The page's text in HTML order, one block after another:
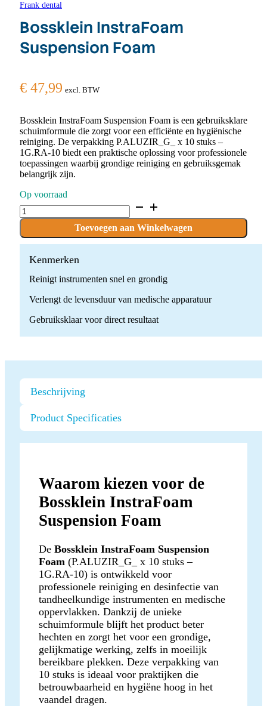
Frank dental
Bossklein InstraFoam
Suspension Foam
€ 47,99 excl. BTW
Bossklein InstraFoam Suspension Foam is een gebruiksklare
schuimformule die zorgt voor een efficiënte en hygiënische
reiniging. De verpakking P.ALUZIR_G_ x 10 stuks –
1G.RA-10 biedt een praktische oplossing voor professionele
toepassingen waarbij grondige reiniging en gebruiksgemak
belangrijk zijn.
Op voorraad
Bossklein
InstraFoam
Foam
quantity
Toevoegen aan Winkelwagen
Kenmerken
Reinigt instrumenten snel en grondig
Verlengt de levensduur van medische apparatuur
Gebruiksklaar voor direct resultaat
Beschrijving
Product Specificaties
Waarom kiezen voor de
Bossklein InstraFoam
Suspension Foam
De Bossklein InstraFoam Suspension
Foam (P.ALUZIR_G_ x 10 stuks –
1G.RA-10) is ontwikkeld voor
professionele reiniging en desinfectie van
tandheelkundige instrumenten en medische
oppervlakken. Dankzij de unieke
schuimformule blijft het product beter
hechten en zorgt het voor een grondige,
gelijkmatige werking, zelfs in moeilijk
bereikbare plekken. Deze verpakking van
10 stuks is ideaal voor praktijken die
betrouwbaarheid en hygiëne hoog in het
vaandel dragen.